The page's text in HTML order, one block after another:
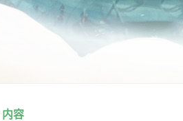
内容